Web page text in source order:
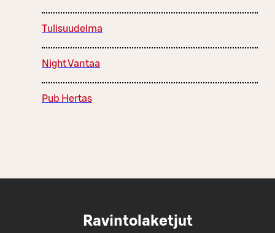
Tulisuudelma
Night Vantaa
Pub Hertas
Ravintolaketjut